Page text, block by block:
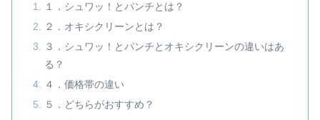
１．シュワッ！とパンチとは？
２．オキシクリーンとは？
３．シュワッ！とパンチとオキシクリーンの違いはあ
る？
４．価格帯の違い
５．どちらがおすすめ？